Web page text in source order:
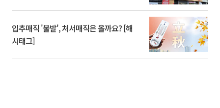
입추매직 '불발', 처서매직은 올까요? [해
시태그]